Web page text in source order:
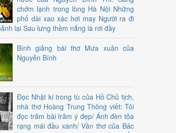
chớm lạnh trong lòng Hà Nội Những
phố dài xao xác hơi may Người ra đi
lại Sau lưng thềm nắng lá rơi đầy
Bình giảng bài thơ Mưa xuân của
Nguyễn Bính
Đọc Nhật kí trong tù của Hồ Chủ tịch,
nhà thơ Hoàng Trung Thông viết: Tôi
đọc trăm bài trăm ý đẹp/ Ánh đèn tỏa
rạng mái đầu xanh/ Vần thơ của Bác